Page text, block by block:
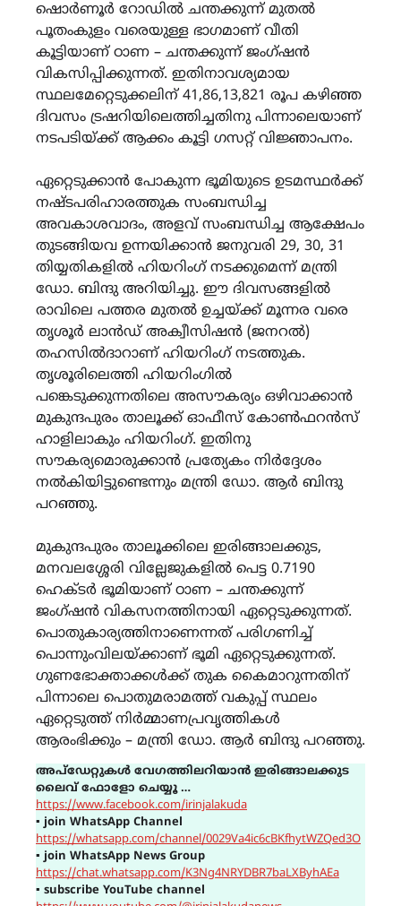
ഷൊര്‍ണൂര്‍ റോഡില്‍ ചന്തക്കുന്ന് മുതല്‍
പൂതംകുളം വരെയുള്ള ഭാഗമാണ്‌ വീതി
കൂട്ടിയാണ് ഠാണ – ചന്തക്കുന്ന് ജംഗ്ഷന്‍
വികസിപ്പിക്കുന്നത്. ഇതിനാവശ്യമായ
സ്ഥലമേറ്റെടുക്കലിന് 41,86,13,821 രൂപ കഴിഞ്ഞ
ദിവസം ട്രഷറിയിലെത്തിച്ചതിനു പിന്നാലെയാണ്
നടപടിയ്ക്ക് ആക്കം കൂട്ടി ഗസറ്റ് വിജ്ഞാപനം.
ഏറ്റെടുക്കാൻ പോകുന്ന ഭൂമിയുടെ ഉടമസ്ഥർക്ക്
നഷ്ടപരിഹാരത്തുക സംബന്ധിച്ച
അവകാശവാദം, അളവ് സംബന്ധിച്ച ആക്ഷേപം
തുടങ്ങിയവ ഉന്നയിക്കാൻ ജനുവരി 29, 30, 31
തിയ്യതികളിൽ ഹിയറിംഗ് നടക്കുമെന്ന് മന്ത്രി
ഡോ. ബിന്ദു അറിയിച്ചു. ഈ ദിവസങ്ങളിൽ
രാവിലെ പത്തര മുതൽ ഉച്ചയ്ക്ക് മൂന്നര വരെ
തൃശൂർ ലാൻഡ് അക്വീസിഷൻ (ജനറൽ)
തഹസിൽദാറാണ് ഹിയറിംഗ് നടത്തുക.
തൃശൂരിലെത്തി ഹിയറിംഗിൽ
പങ്കെടുക്കുന്നതിലെ അസൗകര്യം ഒഴിവാക്കാൻ
മുകുന്ദപുരം താലൂക്ക് ഓഫീസ് കോൺഫറൻസ്
ഹാളിലാകും ഹിയറിംഗ്. ഇതിനു
സൗകര്യമൊരുക്കാൻ പ്രത്യേകം നിർദ്ദേശം
നൽകിയിട്ടുണ്ടെന്നും മന്ത്രി ഡോ. ആർ ബിന്ദു
പറഞ്ഞു.
മുകുന്ദപുരം താലൂക്കിലെ ഇരിങ്ങാലക്കുട,
മനവലശ്ശേരി വില്ലേജുകളില്‍ പെട്ട 0.7190
ഹെക്ടര്‍ ഭൂമിയാണ് ഠാണ – ചന്തക്കുന്ന്
ജംഗ്ഷന്‍ വികസനത്തിനായി ഏറ്റെടുക്കുന്നത്.
പൊതുകാര്യത്തിനാണെന്നത് പരിഗണിച്ച്
പൊന്നുംവിലയ്ക്കാണ് ഭൂമി ഏറ്റെടുക്കുന്നത്.
ഗുണഭോക്താക്കൾക്ക് തുക കൈമാറുന്നതിന്
പിന്നാലെ പൊതുമരാമത്ത് വകുപ്പ് സ്ഥലം
ഏറ്റെടുത്ത് നിർമ്മാണപ്രവൃത്തികൾ
ആരംഭിക്കും – മന്ത്രി ഡോ. ആർ ബിന്ദു പറഞ്ഞു.
അപ്ഡേറ്റുകൾ വേഗത്തിലറിയാൻ ഇരിങ്ങാലക്കുട
ലൈവ് ഫോളോ ചെയ്യൂ …
https://www.facebook.com/irinjalakuda
▪ join WhatsApp Channel
https://whatsapp.com/channel/0029Va4ic6cBKfhytWZQed3O
▪ join WhatsApp News Group
https://chat.whatsapp.com/K3Ng4NRYDBR7baLXByhAEa
▪ subscribe YouTube channel